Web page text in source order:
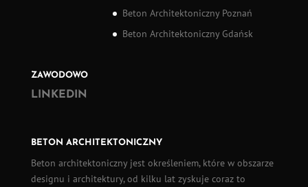
Beton Architektoniczny Poznań
Beton Architektoniczny Gdańsk
ZAWODOWO
LINKEDIN
BETON ARCHITEKTONICZNY
Beton architektonicznyjest określeniem, które w obszarze
designu i architektury, od kilku lat zyskuje coraz to